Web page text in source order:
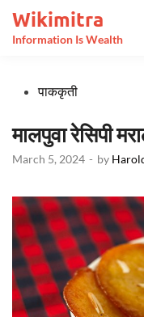
content
Wikimitra
Information Is Wealth
Postedपाककृती
मालपुवा रेसिपी
March 5, 2024 - by